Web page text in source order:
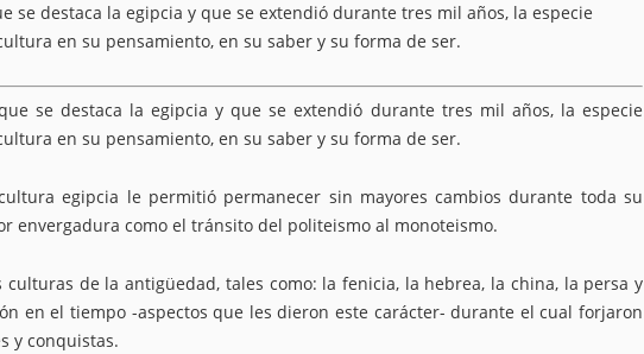
se destaca la egipcia y que se extendió durante tres mil años, la especie
en su pensamiento, en su saber y su forma de ser.
se destaca la egipcia y que se extendió durante tres mil años, la especie
en su pensamiento, en su saber y su forma de ser.
egipcia le permitió permanecer sin mayores cambios durante toda su
envergadura como el tránsito del politeismo al monoteismo.
culturas de la antigüedad, tales como: la fenicia, la hebrea, la china, la persa y
en el tiempo -aspectos que les dieron este carácter- durante el cual forjaron
y conquistas.